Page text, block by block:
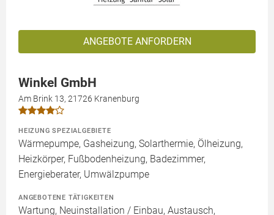
ANGEBOTE ANFORDERN
Winkel GmbH
Am Brink 13, 21726 Kranenburg
HEIZUNG SPEZIALGEBIETE
Wärmepumpe, Gasheizung, Solarthermie, Ölheizung,
Heizkörper, Fußbodenheizung, Badezimmer,
Energieberater, Umwälzpumpe
ANGEBOTENE TÄTIGKEITEN
Wartung, Neuinstallation / Einbau, Austausch,